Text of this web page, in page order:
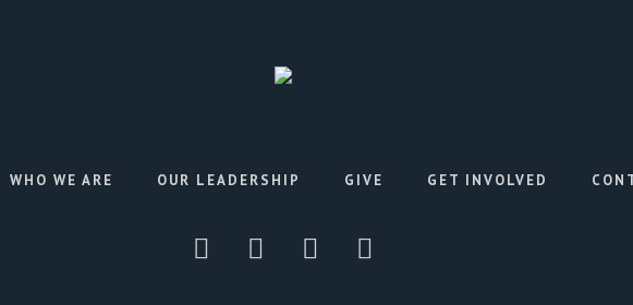
WHO WE ARE OUR LEADERSHIP GIVE GET INVOLVED